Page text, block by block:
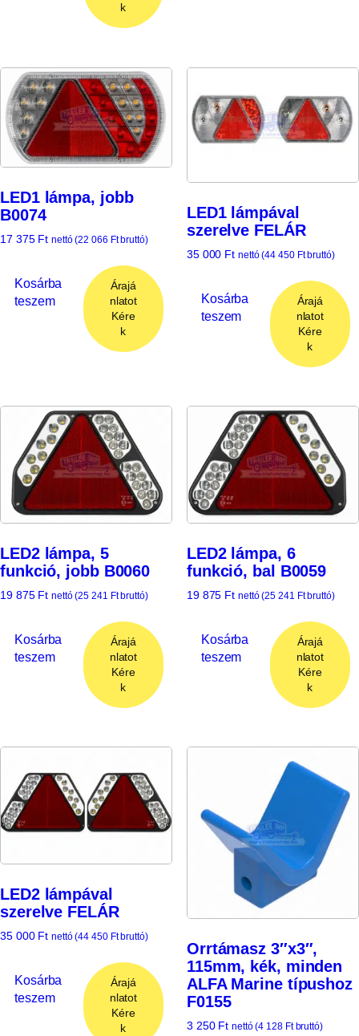
k
LED1 lámpa, jobb
B0074
17 375 Ft nettó (22 066 Ftbruttó)
Kosárba
teszem
Árajá
nlatot
Kére
k
LED1 lámpával
szerelve FELÁR
35 000 Ft nettó (44 450 Ftbruttó)
Kosárba
teszem
Árajá
nlatot
Kére
k
LED2 lámpa, 5
funkció, jobb B0060
19 875 Ft nettó (25 241 Ftbruttó)
Kosárba
teszem
Árajá
nlatot
Kére
k
LED2 lámpa, 6
funkció, bal B0059
19 875 Ft nettó (25 241 Ftbruttó)
Kosárba
teszem
Árajá
nlatot
Kére
k
LED2 lámpával
szerelve FELÁR
35 000 Ft nettó (44 450 Ftbruttó)
Kosárba
teszem
Árajá
nlatot
Kére
k
Orrtámasz 3″x3″,
115mm, kék, minden
ALFA Marine típushoz
F0155
3 250 Ft nettó (4 128 Ftbruttó)